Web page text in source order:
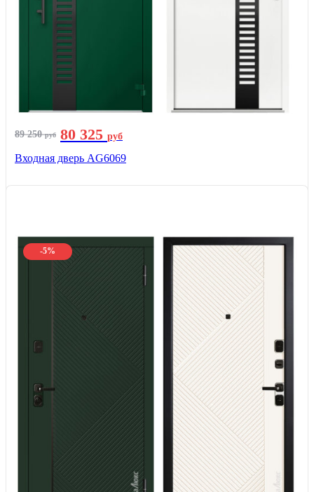
89 250руб 80 325 руб
Входная дверь AG6069
-5%